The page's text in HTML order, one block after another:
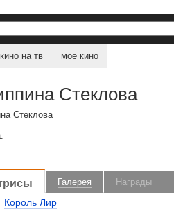
кино на тв мое кино
Стеклова
Стеклова
Галерея Награды
Король Лир